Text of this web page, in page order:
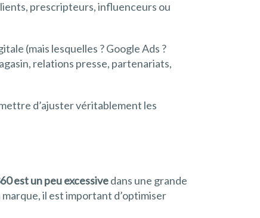
prescripteurs, influenceurs ou
(mais lesquelles ? Google Ads ?
relations presse, partenariats,
d’ajuster véritablement les
est un peu excessivedans une grande
il est important d’optimiser